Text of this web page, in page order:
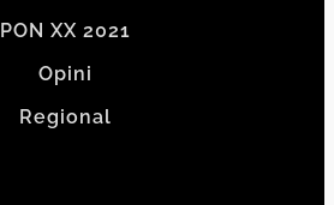
PON XX 2021
Opini
Regional